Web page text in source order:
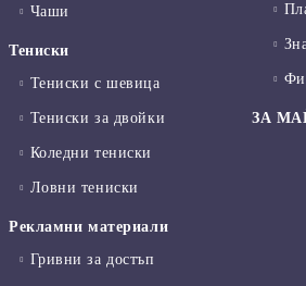
Чаши
Тениски
Тениски с шевица
Тениски за двойки
Коледни тениски
Ловни тениски
Рекламни материали
Гривни за достъп
ЗА